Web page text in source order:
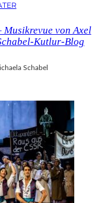
von Axel
Kutlur-Blog
Schabel